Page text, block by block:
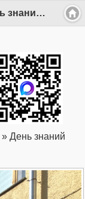
ГАЛЕРЕЯ - Вид категории: День знаний 01.09.2017 - Фото: День знаний 01.09.2017_45 - Департамент образования Администрации г. Саров
» День знаний